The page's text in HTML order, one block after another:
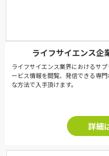
ライフサイエンス企
ライフサイエンス業界におけるサ
ービス情報を閲覧、発信できる専
な方法で入手頂けます。
詳細